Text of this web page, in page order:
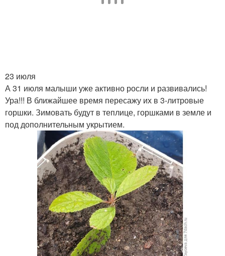
23 июля
А 31 июля малыши уже активно росли и развивались!
Ура!!! В ближайшее время пересажу их в 3-литровые
горшки. Зимовать будут в теплице, горшками в земле и
под дополнительным укрытием.